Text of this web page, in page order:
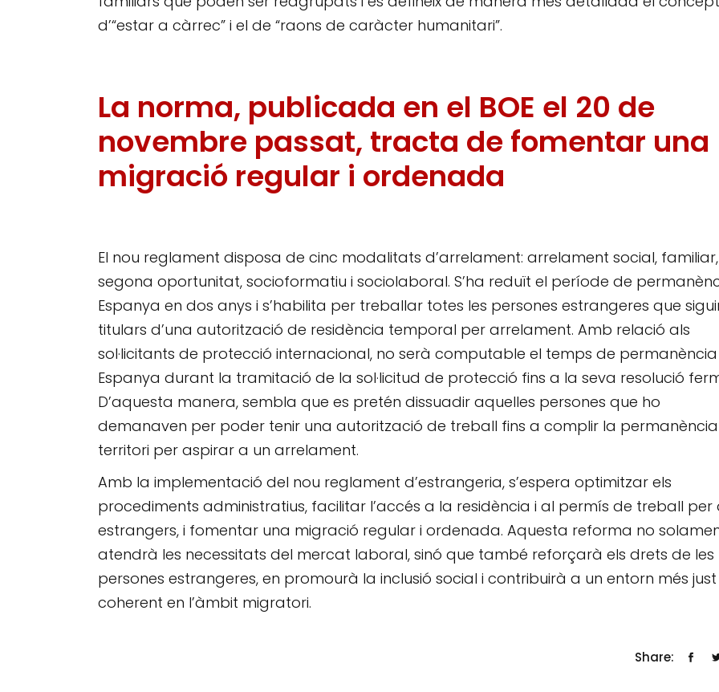
d’“estar a càrrec” i el de “raons de caràcter humanitari”.
La norma, publicada en el BOE el 20 de
novembre passat, tracta de fomentar una
migració regular i ordenada
El nou reglament disposa de cinc modalitats d’arrelament: arrelament social,
segona oportunitat, socioformatiu i sociolaboral. S’ha reduït el període de
Espanya en dos anys i s’habilita per treballar totes les persones estrangeres que
titulars d’una autorització de residència temporal per arrelament. Amb relació als
sol·licitants de protecció internacional, no serà computable el temps de
Espanya durant la tramitació de la sol·licitud de protecció fins a la seva resolució
D’aquesta manera, sembla que es pretén dissuadir aquelles persones que ho
demanaven per poder tenir una autorització de treball fins a complir la
territori per aspirar a un arrelament.
Amb la implementació del nou reglament d’estrangeria, s’espera optimitzar els
procediments administratius, facilitar l’accés a la residència i al permís de treball per
estrangers, i fomentar una migració regular i ordenada. Aquesta reforma no
atendrà les necessitats del mercat laboral, sinó que també reforçarà els drets de les
persones estrangeres, en promourà la inclusió social i contribuirà a un entorn més just
coherent en l’àmbit migratori.
Share: